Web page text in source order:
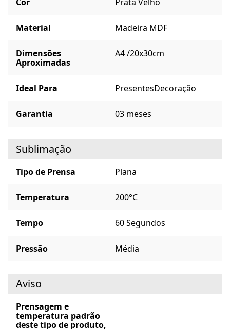
Material Madeira MDF
Dimensões
Aproximadas
A4 /20x30cm
Ideal Para PresentesDecoração
Garantia 03 meses
Sublimação
Tipo de Prensa Plana
Temperatura 200°C
Tempo 60 Segundos
Pressão Média
Aviso
Prensagem e
temperatura padrão
deste tipo de produto,